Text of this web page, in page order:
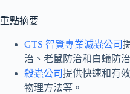
重點摘要
GTS 智賢專業滅蟲公司
治、老鼠防治和白蟻防
殺蟲公司提供快速和有
物理方法等。